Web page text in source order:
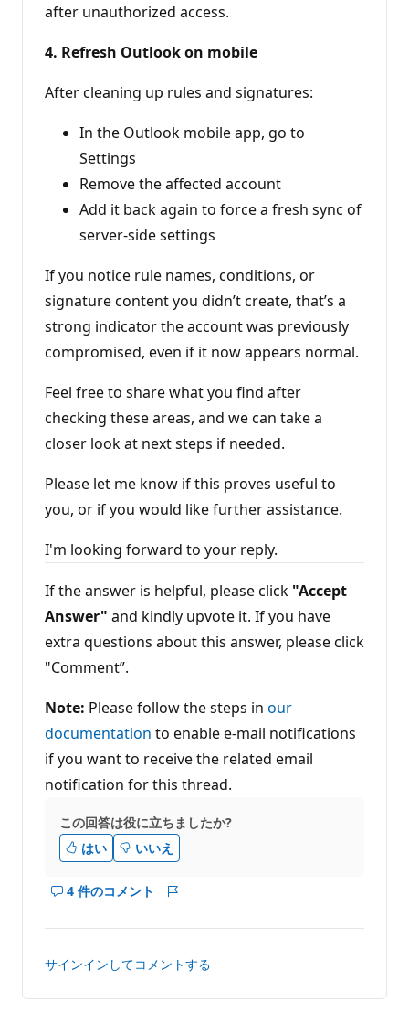
after unauthorized access.
4. Refresh Outlook on mobile
After cleaning up rules and signatures:
In the Outlook mobile app, go to
Settings
Remove the affected account
Add it back again to force a fresh sync of
server‑side settings
If you notice rule names, conditions, or
signature content you didn’t create, that’s a
strong indicator the account was previously
compromised, even if it now appears normal.
Feel free to share what you find after
checking these areas, and we can take a
closer look at next steps if needed.
Please let me know if this proves useful to
you, or if you would like further assistance.
I'm looking forward to your reply.
If the answer is helpful, please click "Accept
Answer" and kindly upvote it. If you have
extra questions about this answer, please click
"Comment”.
Note: Please follow the steps in our
documentation to enable e-mail notifications
if you want to receive the related email
notification for this thread.
この回答は役に立ちましたか?
はい
いいえ
4 件のコメント
こ
答
の
コ
ト
サインインしてコメントする